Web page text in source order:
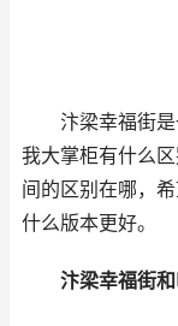
汴梁幸福街是
我大掌柜有什么
间的区别在哪，
什么版本更好。
汴梁幸福街